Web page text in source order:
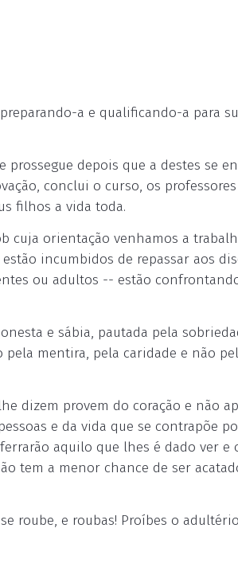
a e qualificando-a para
depois que a destes se
conclui o curso, os
filhos a vida toda.
cuja orientação venhamos a
incumbidos de repassar aos
ou adultos -- estão
e sábia, pautada pela
pela mentira, pela caridade e não
dizem provem do coração e não
e da vida que se contrapõe
aquilo que lhes é dado ver e
tem a menor chance de ser
roube, e roubas! Proíbes o